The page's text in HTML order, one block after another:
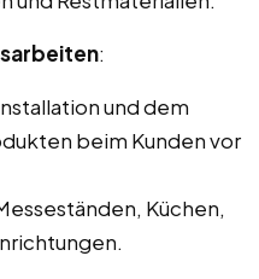
:
und dem
beim Kunden vor
Küchen,